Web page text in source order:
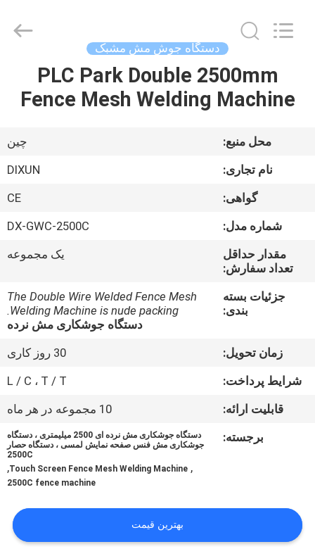
صفحه
اصلی
محصولات
مجازی
کارخانه
کنترل
کیفیت
ما
تماس
Products
دستگاه جوش مش مشبک
PLC Park Double 2500mm
Fence Mesh Welding Machine
محل منبع:
چین
نام تجاری:
DIXUN
گواهی:
CE
شماره مدل:
DX-GWC-2500C
مقدار حداقل
تعداد سفارش:
یک مجموعه
جزئیات بسته
بندی:
The Double Wire Welded Fence Mesh
Welding Machine is nude packing.
دستگاه جوشکاری مش نرده
زمان تحویل:
30 روز کاری
شرایط پرداخت:
L / C ، T / T
قابلیت ارائه:
10 مجموعه در هر ماه
برجسته:
دستگاه جوشکاری مش نرده ای 2500 میلیمتری ، دستگاه
جوشکاری مش فنس صفحه نمایش لمسی ، دستگاه حصار
2500C
,
Touch Screen Fence Mesh Welding Machine
,
2500C fence machine
بهترین قیمت